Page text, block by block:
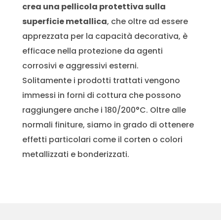
crea una pellicola protettiva sulla
superficie metallica, che oltre ad essere
apprezzata per la capacità decorativa, è
efficace nella protezione da agenti
corrosivi e aggressivi esterni.
Solitamente i prodotti trattati vengono
immessi in forni di cottura che possono
raggiungere anche i 180/200°C. Oltre alle
normali finiture, siamo in grado di ottenere
effetti particolari come il corten o colori
metallizzati e bonderizzati.